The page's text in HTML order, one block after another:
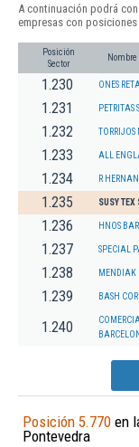
A continuación podrá
empresas con
Posición
Sector
1.230 ONES
1.231 PETRITAS
1.232 TORRIJOS
1.233 ALL
1.234 R
1.235 SUSY TEX
1.236 HNOS
1.237 SPECIAL
1.238 MENDIAK
1.239 BASH
1.240
Posición 5.770 en
Pontevedra